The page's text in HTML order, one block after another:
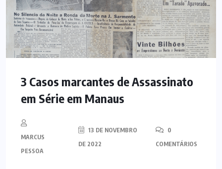
3 Casos marcantes de Assassinato
em Série em Manaus
MARCUS
PESSOA
13 DE NOVEMBRO
DE 2022
0
COMENTÁRIOS